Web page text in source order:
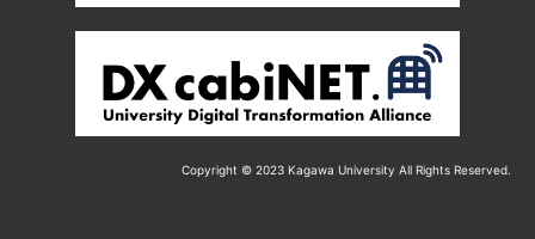
Copyright © 2023 Kagawa University All Rights Reserved.